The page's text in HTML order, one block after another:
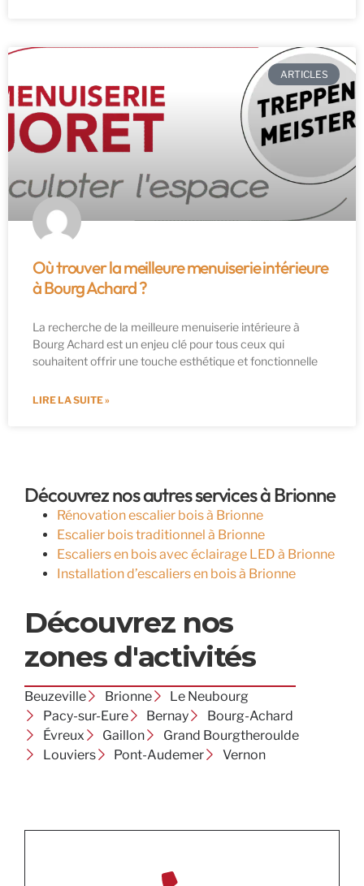
ARTICLES
Où trouver la meilleure menuiserie intérieure
à Bourg Achard ?
La recherche de la meilleure menuiserie intérieure à
Bourg Achard est un enjeu clé pour tous ceux qui
souhaitent offrir une touche esthétique et fonctionnelle
LIRE LA SUITE »
Découvrez nos autres services à Brionne
Rénovation escalier bois à Brionne
Escalier bois traditionnel à Brionne
Escaliers en bois avec éclairage LED à Brionne
Installation d’escaliers en bois à Brionne
Découvrez nos
zones d'activités
Beuzeville Brionne
Le Neubourg
Pacy-sur-Eure
Bernay
Bourg-Achard
Évreux
Gaillon
Grand Bourgtheroulde
Louviers
Pont-Audemer Vernon